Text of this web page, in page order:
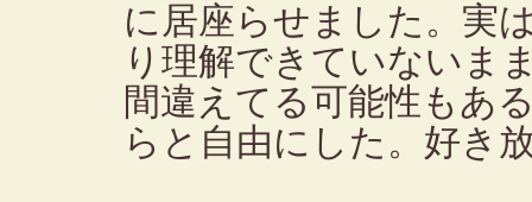
に居座らせました。実
り理解できていないま
間違えてる可能性もあ
らと自由にした。好き